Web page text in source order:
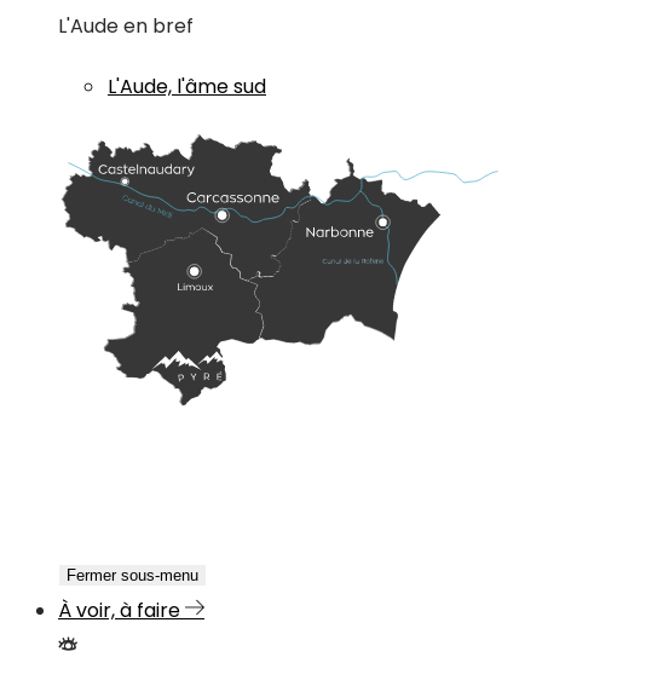
L'Aude en bref
L'Aude, l'âme sud
Fermer sous-menu
À voir, à faire